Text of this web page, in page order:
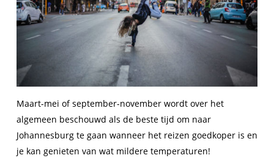
Maart-mei of september-november wordt over het
algemeen beschouwd als de beste tijd om naar
Johannesburg te gaan wanneer het reizen goedkoper is en
je kan genieten van wat mildere temperaturen!